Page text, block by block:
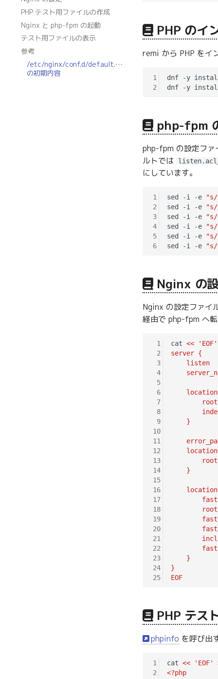
PHP テスト用ファイルの作成
Nginx と php-fpm の起動
テスト用ファイルの表示
参考
/etc/nginx/conf.d/default.conf
の初期内容
PHP のイ
remi から PHP をイ
1
2
dnf -y install
php-fpm
php-fpm の設定フ
ルトでは
にしています。
1
2
3
4
5
6
sed -i -e
"s/
sed -i -e
"s/
sed -i -e
sed -i -e
sed -i -e
"s/
sed -i -e
Nginx の
Nginx の設定ファイ
経由で php-fpm へ
1
2
3
4
5
6
7
8
9
10
11
12
13
14
15
16
17
18
19
20
21
22
23
24
25
cat <<
server {
listen
    }
    }
    }
}
EOF
PHP テス
phpinfo を呼び出
1
2
cat <<
<?php